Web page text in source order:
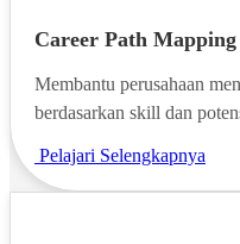
Career Path Mapping
Membantu perusahaan
berdasarkan skill dan
Pelajari Selengkapnya